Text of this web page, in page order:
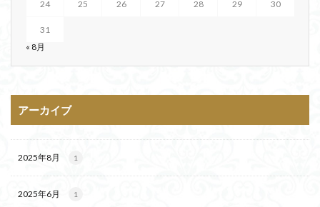
24 25 26 27 28 29 30
31
« 8月
アーカイブ
2025年8月 1
2025年6月 1